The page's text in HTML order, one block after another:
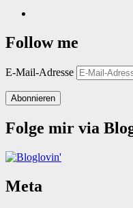
Follow me
E-Mail-Adresse
Abonnieren
Folge mir via
Meta